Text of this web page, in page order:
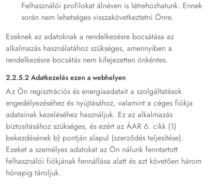
Felhasználói profilokat álnéven is létrehozhatunk. Ennek
során nem lehetséges visszakövetkeztetni Önre.
Ezeknek az adatoknak a rendelkezésre bocsátása az
alkalmazás használatához szükséges, amennyiben a
rendelkezésre bocsátás nem kifejezetten önkéntes.
2.2.5.2 Adatkezelés ezen a webhelyen
Az Ön regisztrációs és energiaadatait a szolgáltatások
engedélyezéséhez és nyújtásához, valamint a céges fiókja
adatainak kezeléséhez használjuk. Ez az alkalmazás
biztosításához szükséges, és ezért az ÁAR 6. cikk (1)
bekezdésének b) pontján alapul (szerződés teljesítése).
Ezeket a személyes adatokat az Ön nálunk fenntartott
felhasználói fiókjának fennállása alatt és azt követően három
hónapig tároljuk.